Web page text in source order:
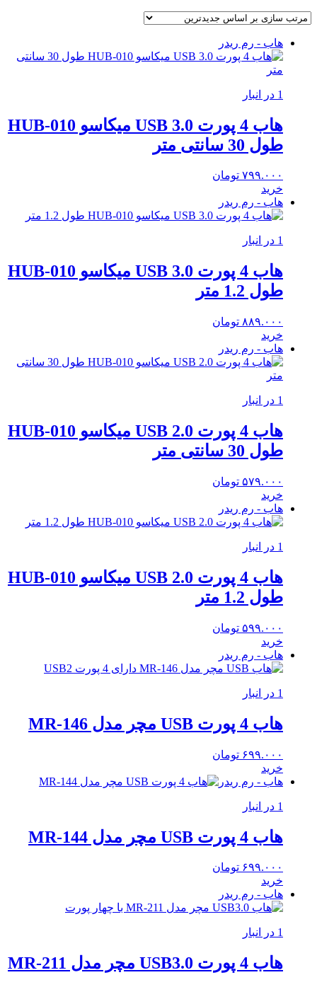
هاب - رم ریدر
1 در انبار
هاب 4 پورت USB 3.0 میکاسو HUB-010
طول 30 سانتی متر
۷۹۹.۰۰۰ تومان
خرید
هاب - رم ریدر
1 در انبار
هاب 4 پورت USB 3.0 میکاسو HUB-010
طول 1.2 متر
۸۸۹.۰۰۰ تومان
خرید
هاب - رم ریدر
1 در انبار
هاب 4 پورت USB 2.0 میکاسو HUB-010
طول 30 سانتی متر
۵۷۹.۰۰۰ تومان
خرید
هاب - رم ریدر
1 در انبار
هاب 4 پورت USB 2.0 میکاسو HUB-010
طول 1.2 متر
۵۹۹.۰۰۰ تومان
خرید
هاب - رم ریدر
1 در انبار
هاب 4 پورت USB مچر مدل MR-146
۶۹۹.۰۰۰ تومان
خرید
هاب - رم ریدر
1 در انبار
هاب 4 پورت USB مچر مدل MR-144
۶۹۹.۰۰۰ تومان
خرید
هاب - رم ریدر
1 در انبار
هاب 4 پورت USB3.0 مچر مدل MR-211